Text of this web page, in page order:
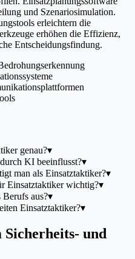
und Szenariosimulation.
erleichtern die
erhöhen die Effizienz,
Entscheidungsfindung.
genau?▾
KI beeinflusst?▾
man als Einsatztaktiker?▾
Einsatztaktiker wichtig?▾
aus?▾
Einsatztaktiker?▾
und